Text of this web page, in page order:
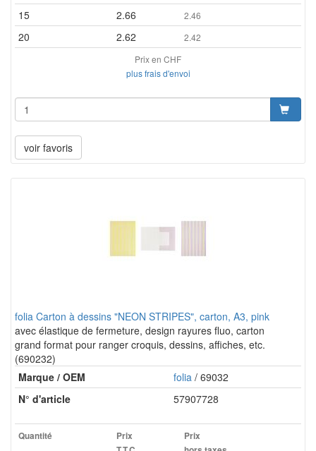
15 2.66 2.46
20 2.62
2.42
Prix en CHF
plus frais d'envoi
voir favoris
folia Carton à dessins "NEON STRIPES", carton, A3, pink
avec élastique de fermeture, design rayures fluo, carton
grand format pour ranger croquis, dessins, affiches, etc.
(690232)
Marque / OEM
folia / 69032
N° d'article
57907728
Quantité
Prix
Prix